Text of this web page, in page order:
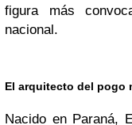
figura más
nacional.
El arquitecto del pogo
Nacido en Paraná,